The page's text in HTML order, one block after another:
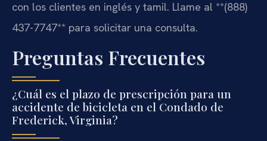
con los clientes en inglés y tamil. Llame al **(888)
437-7747** para solicitar una consulta.
Preguntas Frecuentes
¿Cuál es el plazo de prescripción para un
accidente de bicicleta en el Condado de
Frederick, Virginia?